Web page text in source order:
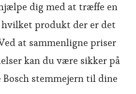
dig med at træffe en
produkt der er det
at sammenligne priser
kan du være sikker på
Bosch stemmejern til dine